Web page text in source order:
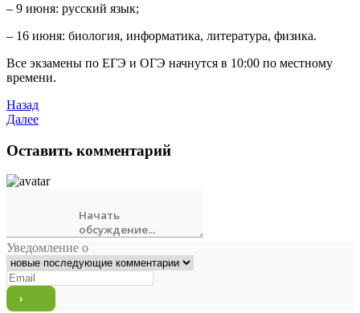
– 9 июня: русский язык;
– 16 июня: биология, информатика, литература, физика.
Все экзамены по ЕГЭ и ОГЭ начнутся в 10:00 по местному
времени.
Назад
Далее
Оставить комментарий
Уведомление о